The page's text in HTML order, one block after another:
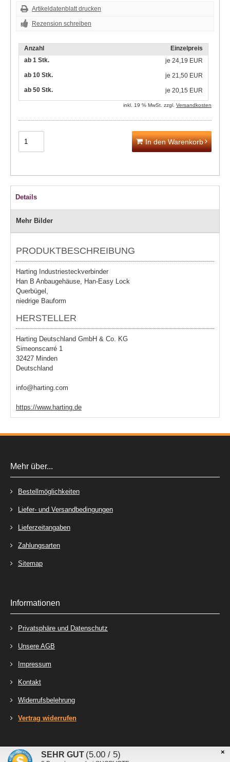
Artikeldatenblatt drucken
Rezension schreiben
Anzahl
Einzelpreis
ab 1 Stk.
je 24,19 EUR
ab 10 Stk.
je 21,50 EUR
ab 50 Stk.
je 20,15 EUR
inkl. 19 % MwSt. zzgl. Versandkosten
In den Warenkorb
Details
Mehr Bilder
PRODUKTBESCHREIBUNG
Harting Industriesteckverbinder
Han B Anbaugehäuse, Han-Easy Lock
Querbügel,
niedrige Bauform
HERSTELLER
Harting Deutschland GmbH & Co. KG
Simeonscarré 1
32427 Minden
Deutschland
info@harting.com
https://www.harting.de
Mehr über...
Bestellmöglichkeiten
Liefer- und Versandbedingungen
Lieferzeitangaben
Zahlungsarten
Sitemap
Informationen
Privatsphäre und Datenschutz
Unsere AGB
Impressum
Kontakt
Widerrufsbelehrung
Vertrag widerrufen
Stecker-Laden - Online-Shop für Steckverbinder, Kabelschuhe und Relais © 2026 ×
SEHR GUT (5.00 / 5)